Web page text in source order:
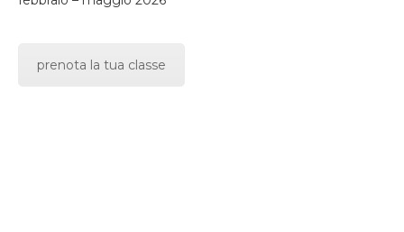
prenota la tua classe